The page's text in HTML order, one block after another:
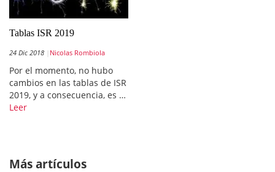
Tablas ISR 2019
24 Dic 2018 Nicolas Rombiola
Por el momento, no hubo
cambios en las tablas de ISR
2019, y a consecuencia, es …
Leer
Más artículos